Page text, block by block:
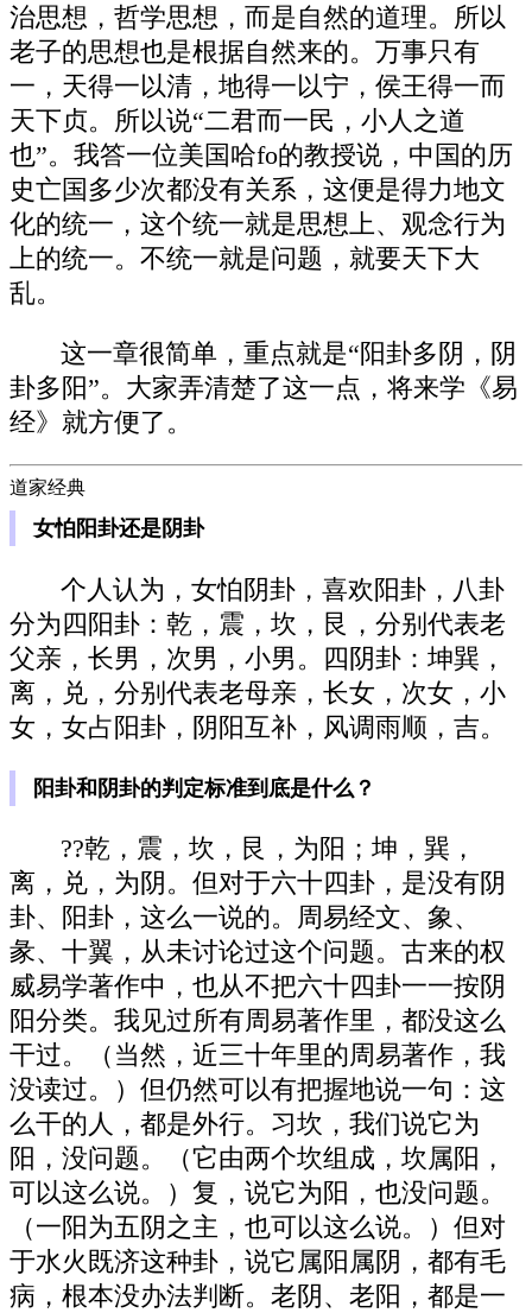
治思想，哲学思想，而是自然的道理。所以
老子的思想也是根据自然来的。万事只有
一，天得一以清，地得一以宁，侯王得一而
天下贞。所以说“二君而一民，小人之道
也”。我答一位美国哈fo的教授说，中国的历
史亡国多少次都没有关系，这便是得力地文
化的统一，这个统一就是思想上、观念行为
上的统一。不统一就是问题，就要天下大
乱。
这一章很简单，重点就是“阳卦多阴，阴
卦多阳”。大家弄清楚了这一点，将来学《易
经》就方便了。
道家经典
女怕阳卦还是阴卦
个人认为，女怕阴卦，喜欢阳卦，八卦
分为四阳卦：乾，震，坎，艮，分别代表老
父亲，长男，次男，小男。四阴卦：坤巽，
离，兑，分别代表老母亲，长女，次女，小
女，女占阳卦，阴阳互补，风调雨顺，吉。
阳卦和阴卦的判定标准到底是什么？
??乾，震，坎，艮，为阳；坤，巽，
离，兑，为阴。但对于六十四卦，是没有阴
卦、阳卦，这么一说的。周易经文、象、
彖、十翼，从未讨论过这个问题。古来的权
威易学著作中，也从不把六十四卦一一按阴
阳分类。我见过所有周易著作里，都没这么
干过。（当然，近三十年里的周易著作，我
没读过。）但仍然可以有把握地说一句：这
么干的人，都是外行。习坎，我们说它为
阳，没问题。（它由两个坎组成，坎属阳，
可以这么说。）复，说它为阳，也没问题。
（一阳为五阴之主，也可以这么说。）但对
于水火既济这种卦，说它属阳属阴，都有毛
病，根本没办法判断。老阴、老阳，都是一